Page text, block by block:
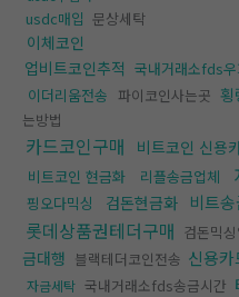
usdc매입 문상세탁
이체코인
업비트코인추적 국내거래소fds우
이더리움전송 파이코인사는곳 횡
는방법
카드코인구매 비트코인 신용
비트코인 현금화 리플송금업체
핑오다믹싱 검돈현금화 비트
롯데상품권테더구매 검돈믹
금대행 블랙테더코인전송 신용
자금세탁 국내거래소fds송금시간